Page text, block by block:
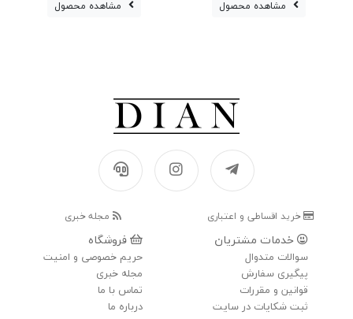
مشاهده محصول
مشاهده محصول
خرید اقساطی و اعتباری مجله خبری
خدمات مشتریان
سوالات متدوال
پیگیری سفارش
قوانین و مقررات
ثبت شکایات در سایت
فروشگاه
حریم خصوصی و امنیت
مجله خبری
تماس با ما
درباره ما